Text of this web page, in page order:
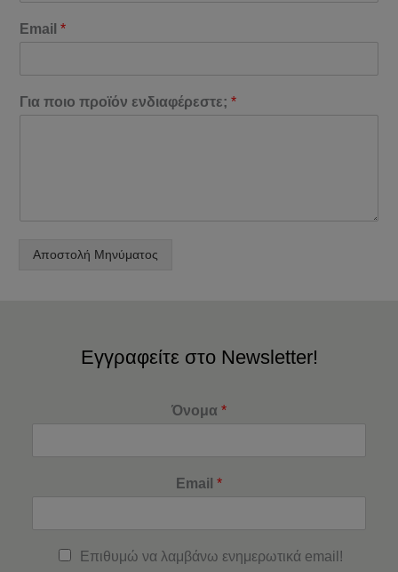
Email*
Για ποιο προϊόν ενδιαφέρεστε;*
Αποστολή Μηνύματος
Εγγραφείτε στο Newsletter!
Όνομα *
Email *
Επιθυμώ να λαμβάνω ενημερωτικά email!